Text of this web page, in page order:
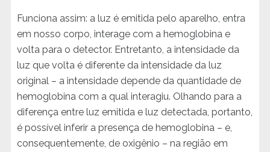
Funciona assim: a luz é emitida pelo aparelho, entra
em nosso corpo, interage com a hemoglobina e
volta para o detector. Entretanto, a intensidade da
luz que volta é diferente da intensidade da luz
original – a intensidade depende da quantidade de
hemoglobina com a qual interagiu. Olhando para a
diferença entre luz emitida e luz detectada, portanto,
é possível inferir a presença de hemoglobina – e,
consequentemente, de oxigênio – na região em